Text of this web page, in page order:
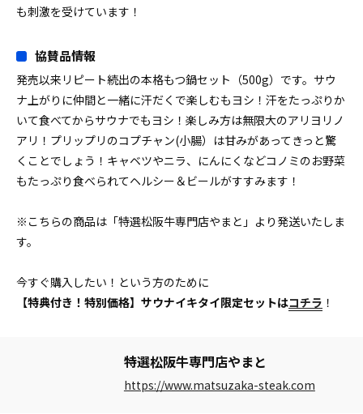
も刺激を受けています！
協賛品情報
発売以来リピート続出の本格もつ鍋セット（500g）です。サウ
ナ上がりに仲間と一緒に汗だくで楽しむもヨシ！汗をたっぷりか
いて食べてからサウナでもヨシ！楽しみ方は無限大のアリヨリノ
アリ！プリップリのコプチャン(小腸）は甘みがあってきっと驚
くことでしょう！キャベツやニラ、にんにくなどコノミのお野菜
もたっぷり食べられてヘルシー＆ビールがすすみます！
※こちらの商品は「特選松阪牛専門店やまと 」より発送いたしま
す。
今すぐ購入したい！という方のために
【特典付き！特別価格】サウナイキタイ限定セットはコチラ ！
特選松阪牛専門店やまと
https://www.matsuzaka-steak.com